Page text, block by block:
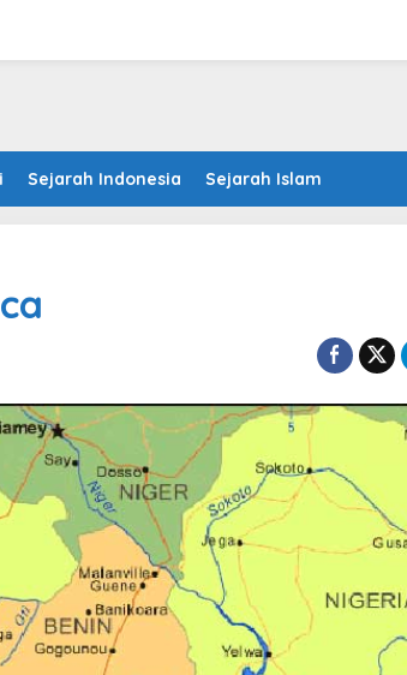
Sejarah Indonesia Sejarah Islam